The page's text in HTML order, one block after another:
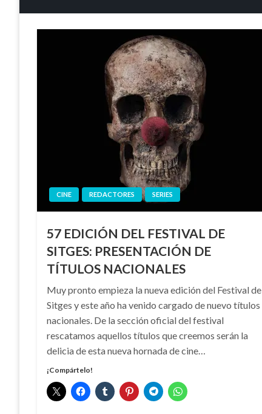
CINE REDACTORES SERIES
57 EDICIÓN DEL FESTIVAL DE
SITGES: PRESENTACIÓN DE
TÍTULOS NACIONALES
Muy pronto empieza la nueva edición del Festival de
Sitges y este año ha venido cargado de nuevo títulos
nacionales. De la sección oficial del festival
rescatamos aquellos títulos que creemos serán la
delicia de esta nueva hornada de cine…
¡Compártelo!